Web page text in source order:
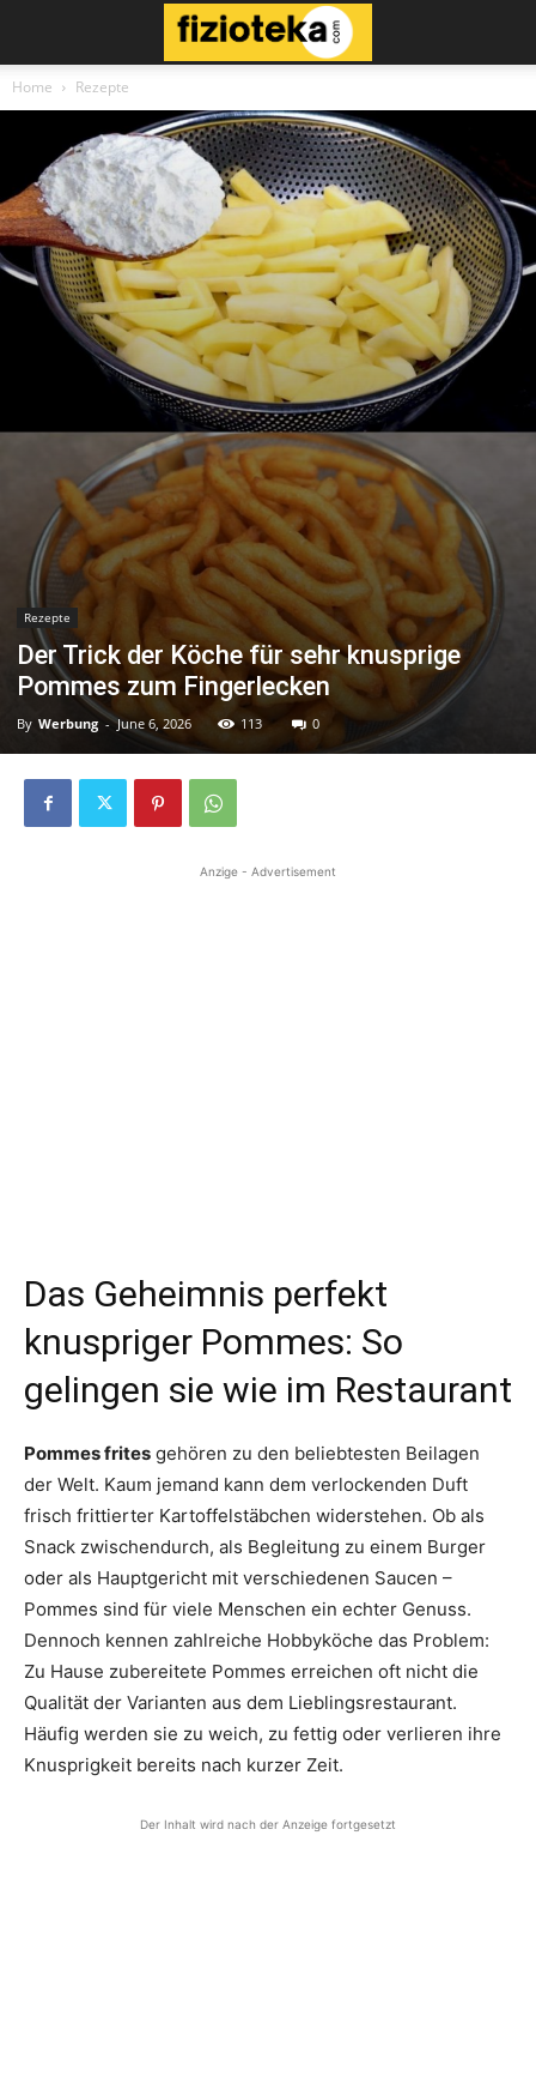
Home Rezepte
Rezepte
Der Trick der Köche für sehr knusprige
Pommes zum Fingerlecken
By Werbung - June 6, 2026 113 0
Anzige - Advertisement
Das Geheimnis perfekt
knuspriger Pommes: So
gelingen sie wie im Restaurant
Pommes frites gehören zu den beliebtesten Beilagen
der Welt. Kaum jemand kann dem verlockenden Duft
frisch frittierter Kartoffelstäbchen widerstehen. Ob als
Snack zwischendurch, als Begleitung zu einem Burger
oder als Hauptgericht mit verschiedenen Saucen –
Pommes sind für viele Menschen ein echter Genuss.
Dennoch kennen zahlreiche Hobbyköche das Problem:
Zu Hause zubereitete Pommes erreichen oft nicht die
Qualität der Varianten aus dem Lieblingsrestaurant.
Häufig werden sie zu weich, zu fettig oder verlieren ihre
Knusprigkeit bereits nach kurzer Zeit.
Der Inhalt wird nach der Anzeige fortgesetzt